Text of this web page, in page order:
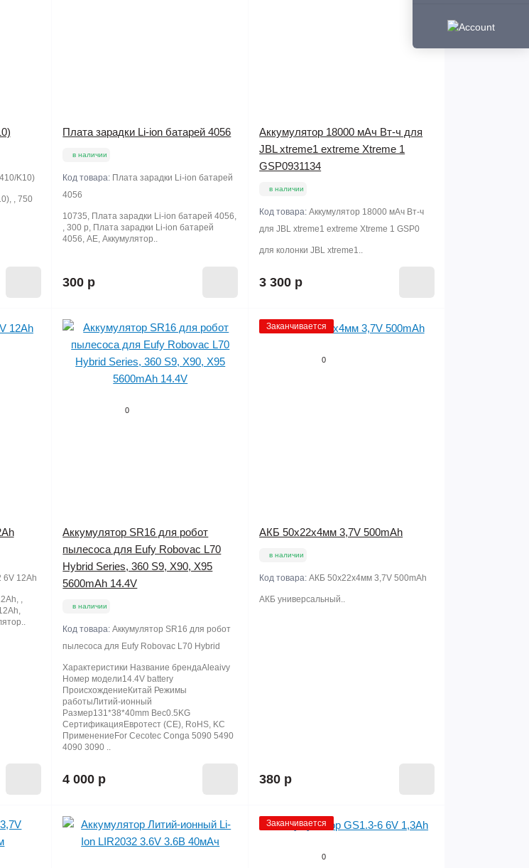
K10)
, 750
Плата зарадки Li-ion батарей 4056
в наличии
Код товара: Плата зарадки Li-ion батарей
4056
10735, Плата зарадки Li-ion батарей 4056,
, 300 р, Плата зарадки Li-ion батарей
4056, AE, Аккумулятор..
300 р
Аккумулятор 18000 мАч Вт-ч для
JBL xtreme1 extreme Xtreme 1
GSP0931134
в наличии
Код товара:Аккумулятор 18000 мАч Вт-ч
для JBL xtreme1 extreme Xtreme 1 GSP0
для колонки JBL xtreme1..
3 300 р
6V 12Ah
,
0
Аккумулятор SR16 для робот
пылесоса для Eufy Robovac L70
Hybrid Series, 360 S9, X90, X95
5600mAh 14.4V
в наличии
Код товара:Аккумулятор SR16 для робот
пылесоса для Eufy Robovac L70 Hybrid
Характеристики Название брендаAleaivy
Номер модели14.4V battery
ПроисхождениеКитай Режимы
работыЛитий-ионный
Размер131*38*40mm Вес0.5KG
СертификацияЕвротест (СЕ), RoHS, KC
ПрименениеFor Cecotec Conga 5090 5490
4090 3090 ..
4 000 р
Заканчивается
0
АКБ 50х22х4мм 3,7V 500mAh
в наличии
Код товара:АКБ 50х22х4мм 3,7V 500mAh
АКБ универсальный..
380 р
Заканчивается
0